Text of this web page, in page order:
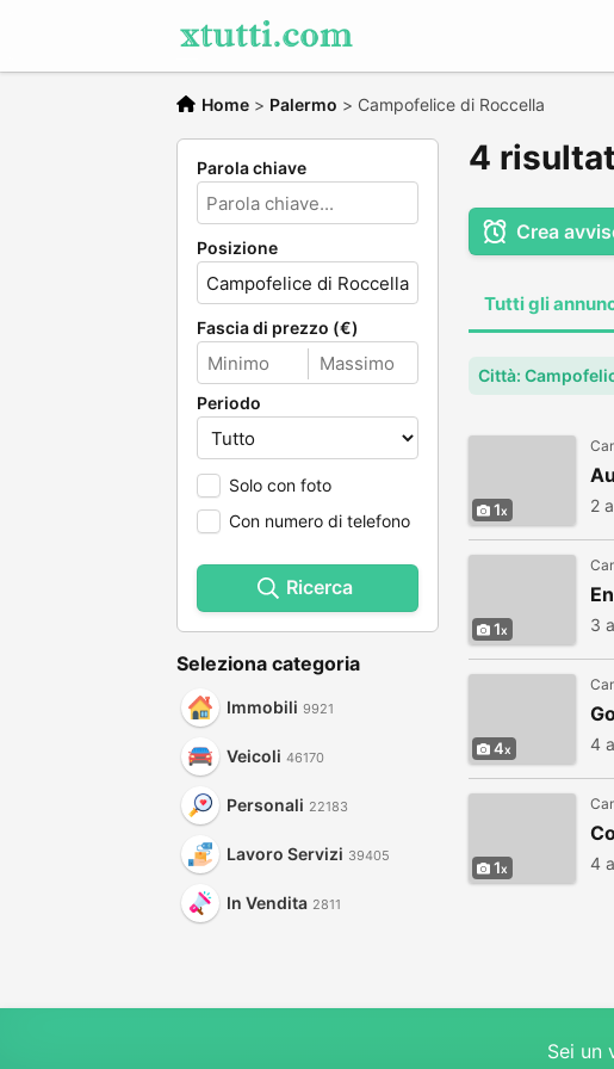
Home > Palermo > Campofelice di Roccella
Parola chiave
Posizione
Fascia di prezzo (€)
Periodo
Solo con foto
Con numero di telefono
Ricerca
Seleziona categoria
Immobili 9921
Veicoli 46170
Personali 22183
Lavoro Servizi 39405
In Vendita 2811
4
Crea
Tutti gli
Città:
1 2
1 3
4 4
1 4
Sei un